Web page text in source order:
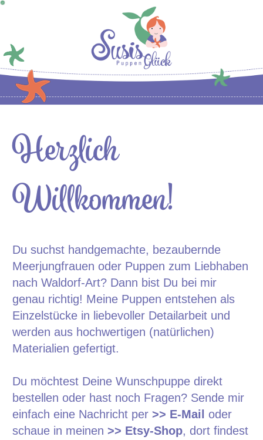
Herzlich
Willkommen!
Du suchst handgemachte, bezaubernde
Meerjungfrauen oder Puppen zum Liebhaben
nach Waldorf-Art? Dann bist Du bei mir
genau richtig! Meine Puppen entstehen als
Einzelstücke in liebevoller Detailarbeit und
werden aus hochwertigen (natürlichen)
Materialien gefertigt.
Du möchtest Deine Wunschpuppe direkt
bestellen oder hast noch Fragen? Sende mir
einfach eine Nachricht per >> E-Mail
oder
schaue in meinen >> Etsy-Shop, dort findest